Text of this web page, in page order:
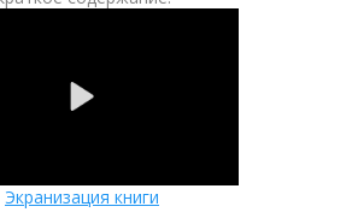
Экранизация книги